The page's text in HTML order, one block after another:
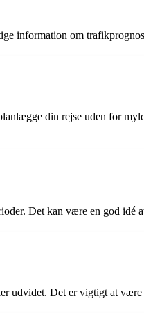
information om
din rejse uden for
Det kan være en god idé
udvidet. Det er vigtigt at